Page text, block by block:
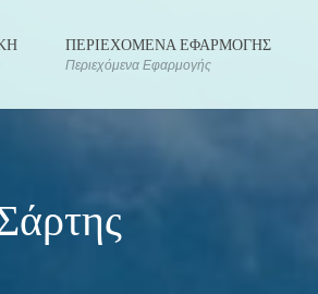
ΠΕΡΙΕΧΟΜΕΝΑ ΕΦΑΡΜΟΓΗΣ
Περιεχόμενα Εφαρμογής